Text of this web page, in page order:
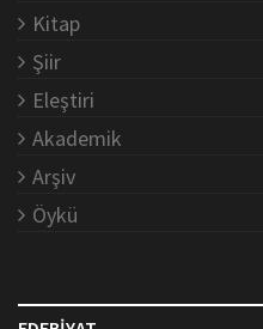
Kitap
Şiir
Eleştiri
Akademik
Arşiv
Öykü